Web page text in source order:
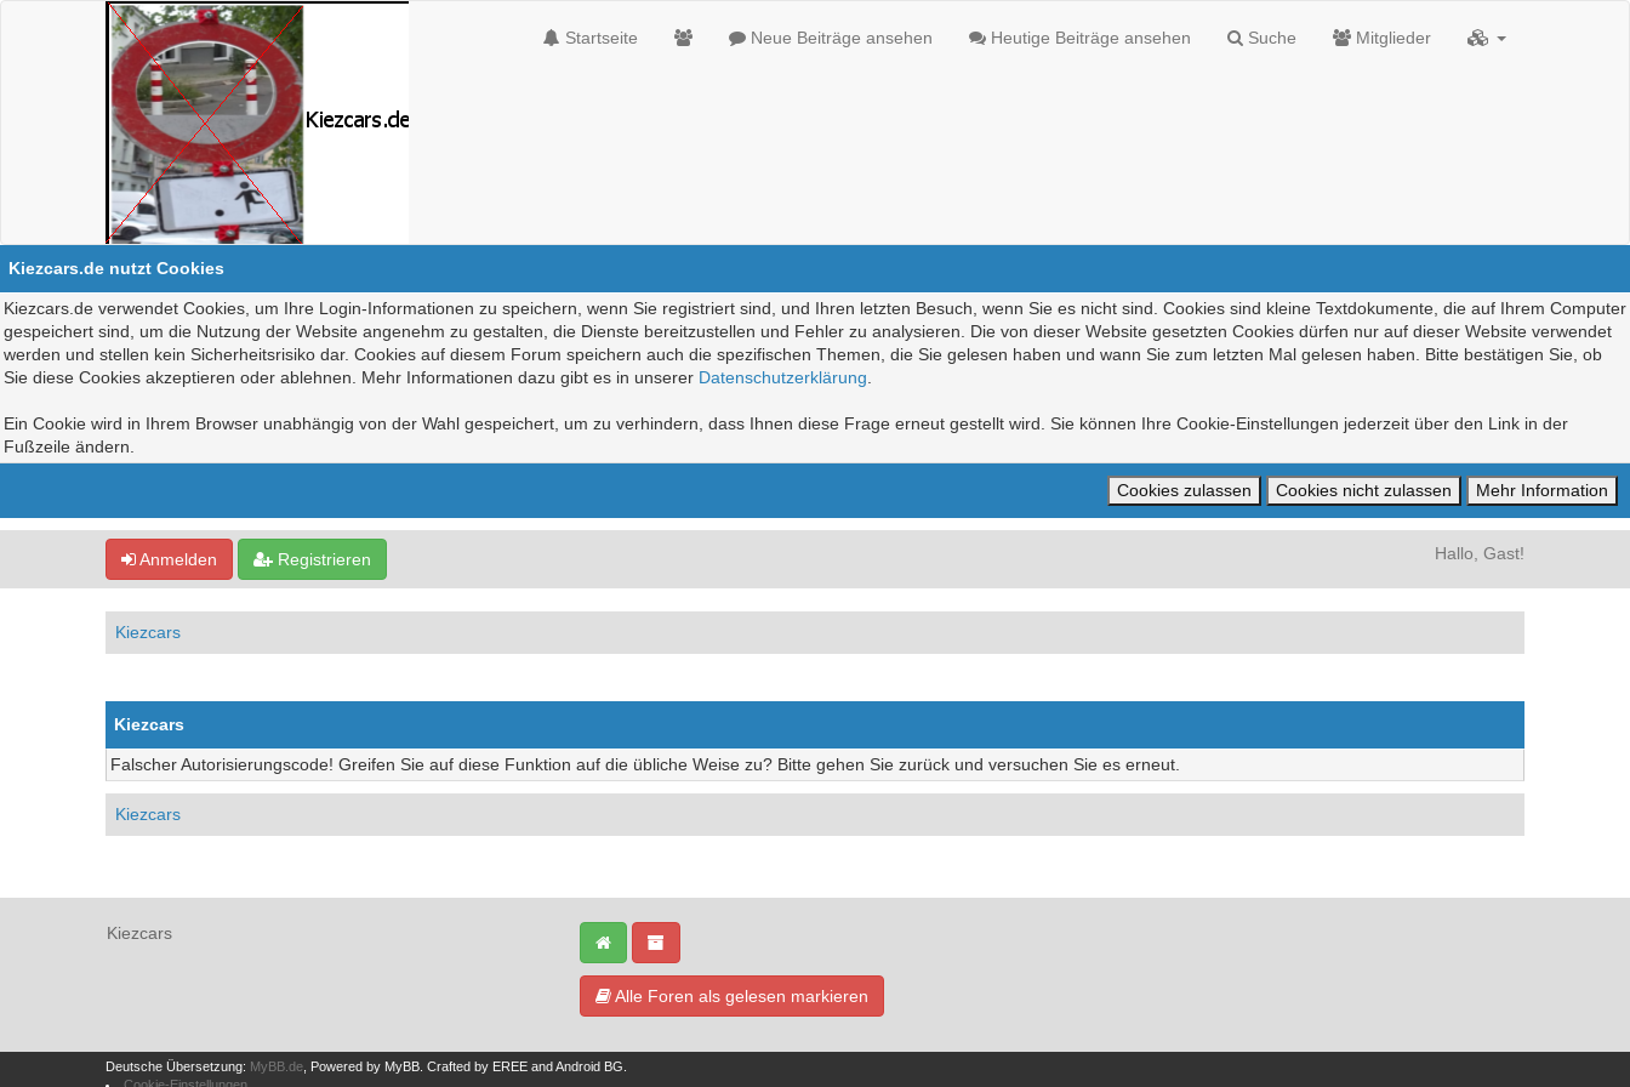
Startseite Neue Beiträge ansehen Heutige Beiträge ansehen Suche Mitglieder
Kiezcars.de nutzt Cookies
Kiezcars.de verwendet Cookies, um Ihre Login-Informationen zu speichern, wenn Sie registriert sind, und Ihren letzten Besuch, wenn Sie es nicht sind. Cookies sind kleine Textdokumente, die auf Ihrem Computer
gespeichert sind, um die Nutzung der Website angenehm zu gestalten, die Dienste bereitzustellen und Fehler zu analysieren. Die von dieser Website gesetzten Cookies dürfen nur auf dieser Website verwendet
werden und stellen kein Sicherheitsrisiko dar. Cookies auf diesem Forum speichern auch die spezifischen Themen, die Sie gelesen haben und wann Sie zum letzten Mal gelesen haben. Bitte bestätigen Sie, ob
Sie diese Cookies akzeptieren oder ablehnen. Mehr Informationen dazu gibt es in unserer Datenschutzerklärung
Ein Cookie wird in Ihrem Browser unabhängig von der Wahl gespeichert, um zu verhindern, dass Ihnen diese Frage erneut gestellt wird. Sie können Ihre Cookie-Einstellungen jederzeit über den Link in der
Fußzeile ändern.
Anmelden Registrieren Hallo, Gast!
Kiezcars
Kiezcars
Falscher Autorisierungscode! Greifen Sie auf diese Funktion auf die übliche Weise zu? Bitte gehen Sie zurück und versuchen Sie es erneut.
Kiezcars
Kiezcars
Alle Foren als gelesen markieren
Deutsche Übersetzung: MyBB.de , Powered by MyBB Crafted by EREE andAndroid BG